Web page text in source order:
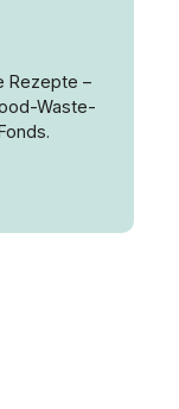
Rezepte –
Waste-